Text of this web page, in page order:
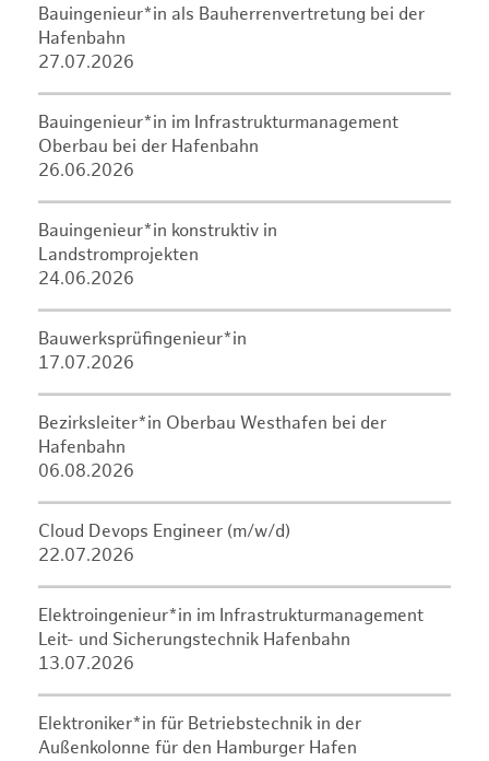
Bauingenieur*in als Bauherrenvertretung bei der
Hafenbahn
27.07.2026
Bauingenieur*in im Infrastrukturmanagement
Oberbau bei der Hafenbahn
26.06.2026
Bauingenieur*in konstruktiv in
Landstromprojekten
24.06.2026
Bauwerksprüfingenieur*in
17.07.2026
Bezirksleiter*in Oberbau Westhafen bei der
Hafenbahn
06.08.2026
Cloud Devops Engineer (m/w/d)
22.07.2026
Elektroingenieur*in im Infrastrukturmanagement
Leit- und Sicherungstechnik Hafenbahn
13.07.2026
Elektroniker*in für Betriebstechnik in der
Außenkolonne für den Hamburger Hafen